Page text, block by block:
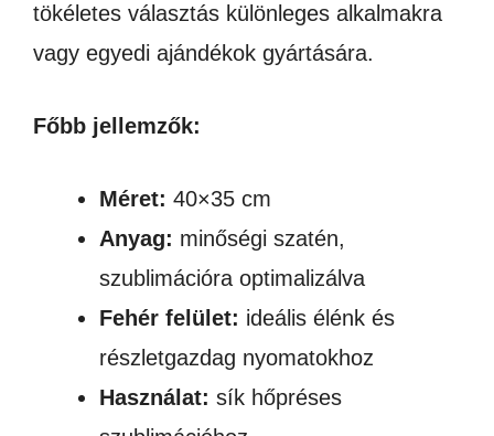
tökéletes választás különleges alkalmakra
vagy egyedi ajándékok gyártására.
Főbb jellemzők:
Méret: 40×35 cm
Anyag: minőségi szatén,
szublimációra optimalizálva
Fehér felület: ideális élénk és
részletgazdag nyomatokhoz
Használat: sík hőpréses